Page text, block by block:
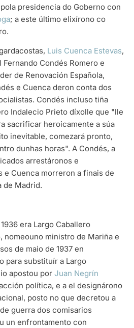
presidencia do Goberno con
; a este último elixírono co
Luis Cuenca Estevas,
Condés Romero e
de Renovación Española,
e Cuenca deron conta dos
Condés incluso tiña
Indalecio Prieto díxolle que "lle
sacrificar heroicamente a súa
inevitable, comezará pronto,
dunhas horas". A Condés, a
arrestáronos e
e Cuenca morreron a finais de
de Madrid.
era Largo Caballero
nomeouno ministro de Mariña e
de maio de 1937 en
para substituír a Largo
apostou por Juan Negrín
política, e a el designárono
posto no que decretou a
guerra dos comisarios
un enfrontamento con